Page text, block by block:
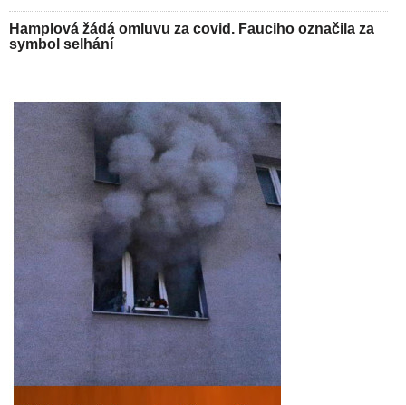
Hamplová žádá omluvu za covid. Fauciho označila za
symbol selhání